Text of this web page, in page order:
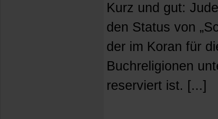
Kurz und gut:
den Status von
der im Koran für
Buchreligionen
reserviert ist. [...]